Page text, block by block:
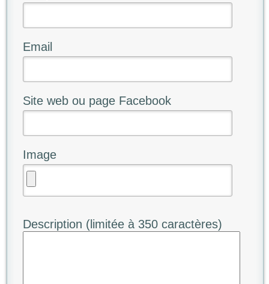
Email
Site web ou page Facebook
Image
Description (limitée à 350 caractères)